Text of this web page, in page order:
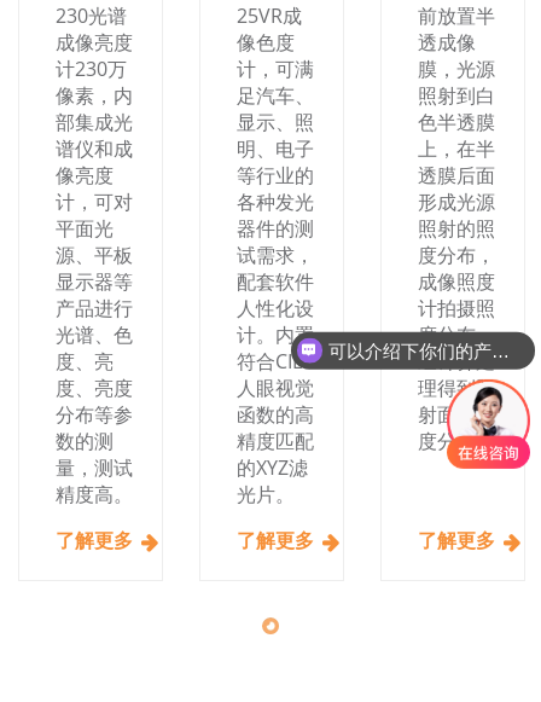
230光谱
成像亮度
计230万
像素，内
部集成光
谱仪和成
像亮度
计，可对
平面光
源、平板
显示器等
产品进行
光谱、色
度、亮
度、亮度
分布等参
数的测
量，测试
精度高。
了解更多
25VR成
像色度
计，可满
足汽车、
显示、照
明、电子
等行业的
各种发光
器件的测
试需求，
配套软件
人性化设
计。内置
符合CIE
人眼视觉
函数的高
精度匹配
的XYZ滤
光片。
了解更多
前放置半
透成像
膜，光源
照射到白
色半透膜
上，在半
透膜后面
形成光源
照射的照
度分布，
成像照度
计拍摄照
度分布，
经计算处
理得到照
射面的照
度分布。
了解更多
可以介绍下你们的产品么
你们是怎么收费的呢